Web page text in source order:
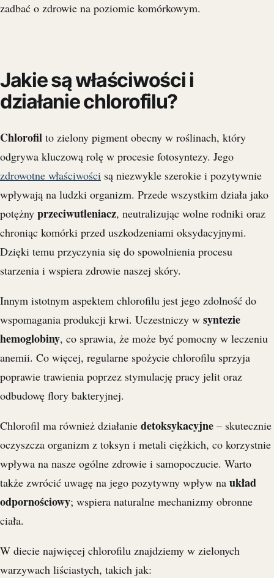
zadbać o zdrowie na poziomie komórkowym.
Jakie są właściwości i
działanie chlorofilu?
Chlorofil to zielony pigment obecny w roślinach, który
odgrywa kluczową rolę w procesie fotosyntezy. Jego
zdrowotne właściwości są niezwykle szerokie i pozytywnie
wpływają na ludzki organizm. Przede wszystkim działa jako
potężny przeciwutleniacz, neutralizując wolne rodniki oraz
chroniąc komórki przed uszkodzeniami oksydacyjnymi.
Dzięki temu przyczynia się do spowolnienia procesu
starzenia i wspiera zdrowie naszej skóry.
Innym istotnym aspektem chlorofilu jest jego zdolność do
wspomagania produkcji krwi. Uczestniczy w syntezie
hemoglobiny, co sprawia, że może być pomocny w leczeniu
anemii. Co więcej, regularne spożycie chlorofilu sprzyja
poprawie trawienia poprzez stymulację pracy jelit oraz
odbudowę flory bakteryjnej.
Chlorofil ma również działanie detoksykacyjne – skutecznie
oczyszcza organizm z toksyn i metali ciężkich, co korzystnie
wpływa na nasze ogólne zdrowie i samopoczucie. Warto
także zwrócić uwagę na jego pozytywny wpływ na układ
odpornościowy; wspiera naturalne mechanizmy obronne
ciała.
W diecie najwięcej chlorofilu znajdziemy w zielonych
warzywach liściastych, takich jak: